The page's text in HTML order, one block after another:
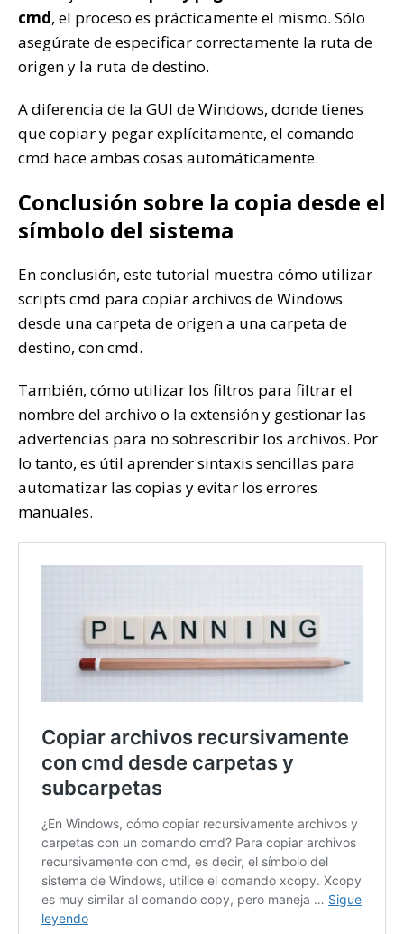
cmd, el proceso es prácticamente el mismo. Sólo
asegúrate de especificar correctamente la ruta de
origen y la ruta de destino.
A diferencia de la GUI de Windows, donde tienes
que copiar y pegar explícitamente, el comando
cmd hace ambas cosas automáticamente.
Conclusión sobre la copia desde el
símbolo del sistema
En conclusión, este tutorial muestra cómo utilizar
scripts cmd para copiar archivos de Windows
desde una carpeta de origen a una carpeta de
destino, con cmd.
También, cómo utilizar los filtros para filtrar el
nombre del archivo o la extensión y gestionar las
advertencias para no sobrescribir los archivos. Por
lo tanto, es útil aprender sintaxis sencillas para
automatizar las copias y evitar los errores
manuales.